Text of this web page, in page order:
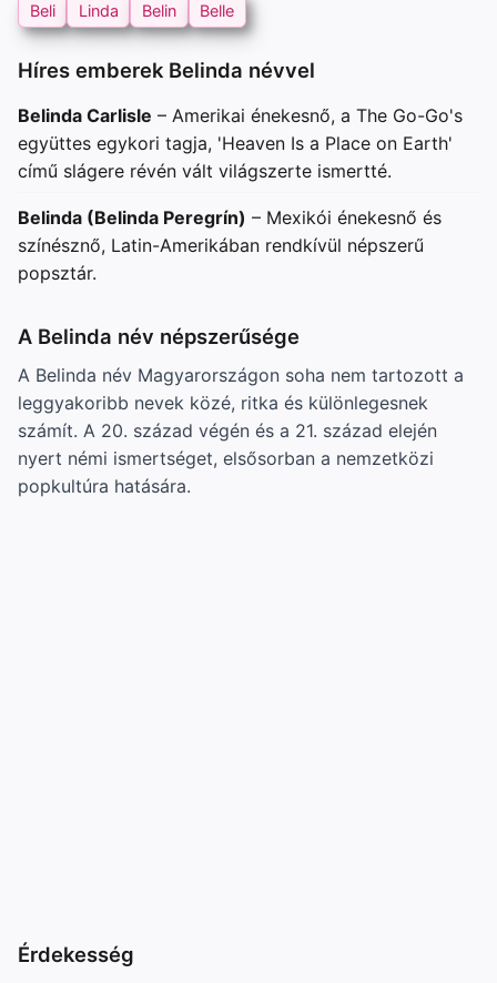
Beli Linda Belin Belle
Híres emberek Belinda névvel
Belinda Carlisle – Amerikai énekesnő, a The Go-Go's
együttes egykori tagja, 'Heaven Is a Place on Earth'
című slágere révén vált világszerte ismertté.
Belinda (Belinda Peregrín) – Mexikói énekesnő és
színésznő, Latin-Amerikában rendkívül népszerű
popsztár.
A Belinda név népszerűsége
A Belinda név Magyarországon soha nem tartozott a
leggyakoribb nevek közé, ritka és különlegesnek
számít. A 20. század végén és a 21. század elején
nyert némi ismertséget, elsősorban a nemzetközi
popkultúra hatására.
Érdekesség